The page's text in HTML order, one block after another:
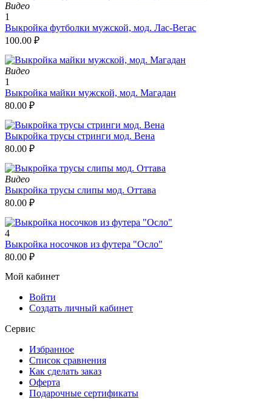
Видео
1
Выкройка футболки мужской, мод. Лас-Вегас
100.00 ₽
Видео
1
Выкройка майки мужской, мод. Магадан
80.00 ₽
Выкройка трусы стринги мод. Вена
80.00 ₽
Видео
Выкройка трусы слипы мод. Оттава
80.00 ₽
4
Выкройка носочков из футера "Осло"
80.00 ₽
Мой кабинет
Войти
Создать личный кабинет
Сервис
Избранное
Список сравнения
Как сделать заказ
Оферта
Подарочные сертификаты